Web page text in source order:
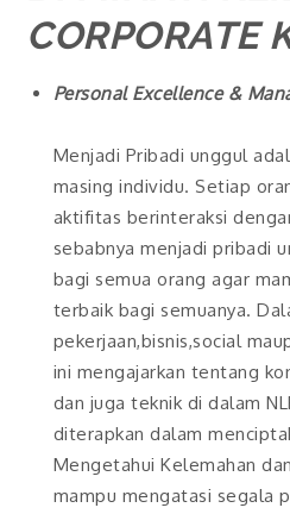
CORPORATE
Personal Excellence &
Menjadi Pribadi unggul
masing individu. Setiap
aktifitas berinteraksi
sebabnya menjadi pribadi
bagi semua orang agar
terbaik bagi semuanya.
pekerjaan,bisnis,social
ini mengajarkan tentang
dan juga teknik di dalam
diterapkan dalam
Mengetahui Kelemahan
mampu mengatasi segala